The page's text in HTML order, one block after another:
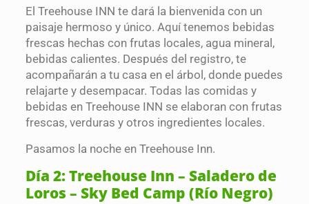
El Treehouse INN te dará la bienvenida con un
paisaje hermoso y único. Aquí tenemos bebidas
frescas hechas con frutas locales, agua mineral,
bebidas calientes. Después del registro, te
acompañarán a tu casa en el árbol, donde puedes
relajarte y desempacar. Todas las comidas y
bebidas en Treehouse INN se elaboran con frutas
frescas, verduras y otros ingredientes locales.
Pasamos la noche en Treehouse Inn.
Día 2: Treehouse Inn – Saladero de
Loros – Sky Bed Camp (Río Negro)